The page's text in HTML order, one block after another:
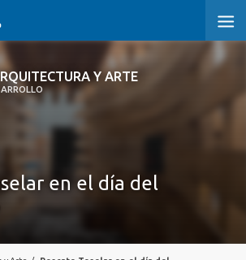
Y ARTE
Y ARTE
en el día del